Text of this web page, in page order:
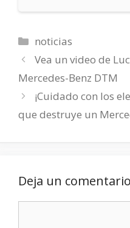
Categorías
noticias
Vea un video de
Mercedes-Benz DTM
¡Cuidado con los
que destruye un
Deja un comentario